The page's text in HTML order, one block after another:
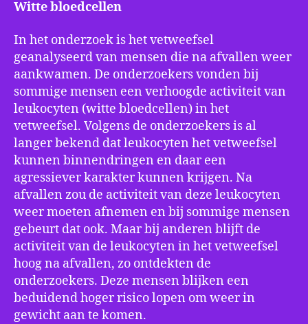
Witte bloedcellen
In het onderzoek is het vetweefsel
geanalyseerd van mensen die na afvallen weer
aankwamen. De onderzoekers vonden bij
sommige mensen een verhoogde activiteit van
leukocyten (witte bloedcellen) in het
vetweefsel. Volgens de onderzoekers is al
langer bekend dat leukocyten het vetweefsel
kunnen binnendringen en daar een
agressiever karakter kunnen krijgen. Na
afvallen zou de activiteit van deze leukocyten
weer moeten afnemen en bij sommige mensen
gebeurt dat ook. Maar bij anderen blijft de
activiteit van de leukocyten in het vetweefsel
hoog na afvallen, zo ontdekten de
onderzoekers. Deze mensen blijken een
beduidend hoger risico lopen om weer in
gewicht aan te komen.